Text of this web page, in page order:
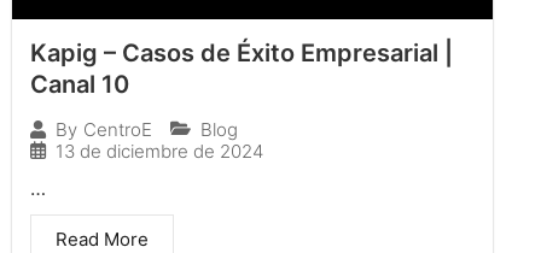
Kapig – Casos de Éxito Empresarial |
Canal 10
By CentroE
Blog
13 de diciembre de 2024
…
Read More